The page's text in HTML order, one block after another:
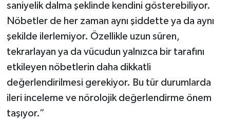
saniyelik dalma şeklinde kendini gösterebiliyor.
Nöbetler de her zaman aynı şiddette ya da aynı
şekilde ilerlemiyor. Özellikle uzun süren,
tekrarlayan ya da vücudun yalnızca bir tarafını
etkileyen nöbetlerin daha dikkatli
değerlendirilmesi gerekiyor. Bu tür durumlarda
ileri inceleme ve nörolojik değerlendirme önem
taşıyor.”